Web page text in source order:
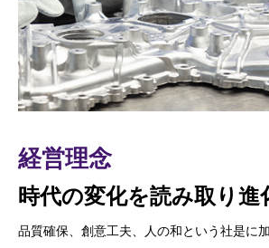
経営理念
時代の変化を読み取り進
品質確保、創意工夫、⼈の和という社是に
コンプライアンス
信頼をより高めるために
美濃工業栃木は、美濃工業栃木の企業価値
環境への取り組み
環境方針
私たちは、DC、GDC、砂型部品において